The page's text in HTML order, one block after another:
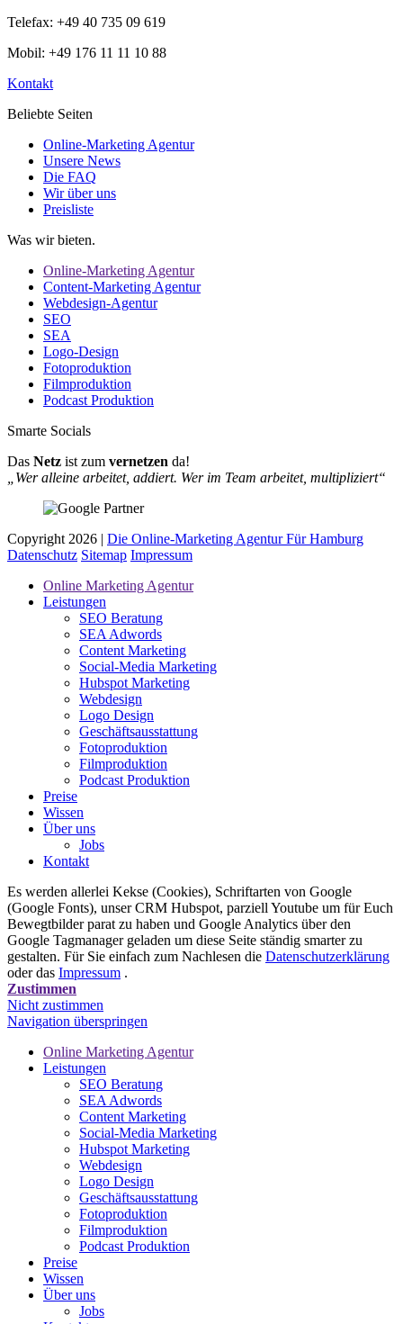
Telefax: +49 40 735 09 619
Mobil: +49 176 11 11 10 88
Kontakt
Beliebte Seiten
Online-Marketing Agentur
Unsere News
Die FAQ
Wir über uns
Preisliste
Was wir bieten.
Online-Marketing Agentur
Content-Marketing Agentur
Webdesign-Agentur
SEO
SEA
Logo-Design
Fotoproduktion
Filmproduktion
Podcast Produktion
Smarte Socials
Das Netz ist zum vernetzen da!
„Wer alleine arbeitet, addiert. Wer im Team arbeitet, multipliziert“
Copyright 2026 | Die Online-Marketing Agentur Für Hamburg
Datenschutz Sitemap Impressum
Online Marketing Agentur
Leistungen
SEO Beratung
SEA Adwords
Content Marketing
Social-Media Marketing
Hubspot Marketing
Webdesign
Logo Design
Geschäftsausstattung
Fotoproduktion
Filmproduktion
Podcast Produktion
Preise
Wissen
Über uns
Jobs
Kontakt
Es werden allerlei Kekse (Cookies), Schriftarten von Google
(Google Fonts), unser CRM Hubspot, parziell Youtube um für Euch
Bewegtbilder parat zu haben und Google Analytics über den
Google Tagmanager geladen um diese Seite ständig smarter zu
gestalten. Für Sie einfach zum Nachlesen die Datenschutzerklärung
oder das Impressum .
Zustimmen
Nicht zustimmen
Navigation überspringen
Online Marketing Agentur
Leistungen
SEO Beratung
SEA Adwords
Content Marketing
Social-Media Marketing
Hubspot Marketing
Webdesign
Logo Design
Geschäftsausstattung
Fotoproduktion
Filmproduktion
Podcast Produktion
Preise
Wissen
Über uns
Jobs